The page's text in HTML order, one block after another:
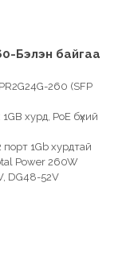
Бэлэн байгаа
260 (SFP
хурд, PoE бүхий
1Gb хурдтай
Power 260W
DG48-52V